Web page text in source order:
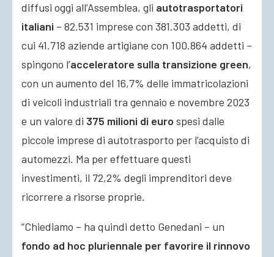
diffusi oggi all’Assemblea, gli autotrasportatori
italiani – 82.531 imprese con 381.303 addetti, di
cui 41.718 aziende artigiane con 100.864 addetti –
spingono l’acceleratore sulla transizione green,
con un aumento del 16,7% delle immatricolazioni
di veicoli industriali tra gennaio e novembre 2023
e un valore di 375 milioni di euro spesi dalle
piccole imprese di autotrasporto per l’acquisto di
automezzi. Ma per effettuare questi
investimenti, il 72,2% degli imprenditori deve
ricorrere a risorse proprie.
“Chiediamo – ha quindi detto Genedani – un
fondo ad hoc pluriennale per favorire il rinnovo